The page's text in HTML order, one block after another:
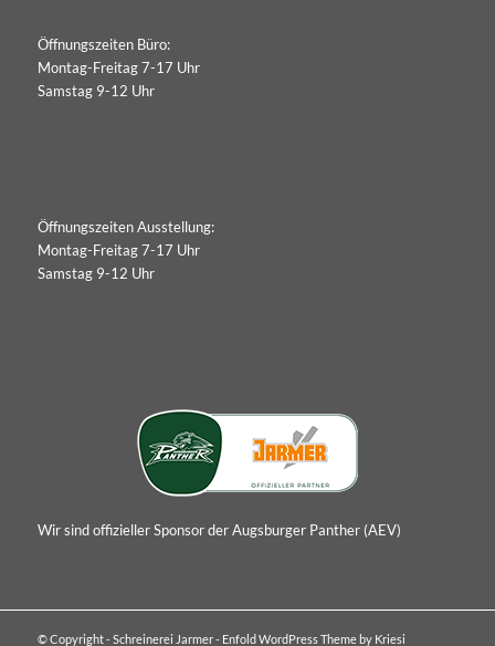
Öffnungszeiten Büro:
Montag-Freitag 7-17 Uhr
Samstag 9-12 Uhr
Öffnungszeiten Ausstellung:
Montag-Freitag 7-17 Uhr
Samstag 9-12 Uhr
Wir sind offizieller Sponsor der Augsburger Panther (AEV)
© Copyright - Schreinerei Jarmer - Enfold WordPress Theme by Kriesi